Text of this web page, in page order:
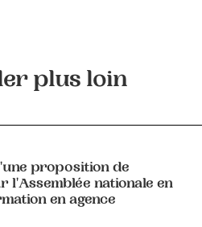
plus loin
proposition de
nationale en
en agence